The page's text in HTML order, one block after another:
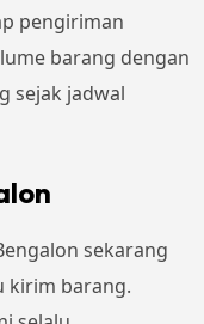
pengiriman
barang dengan
sejak jadwal
sekarang
kirim barang.